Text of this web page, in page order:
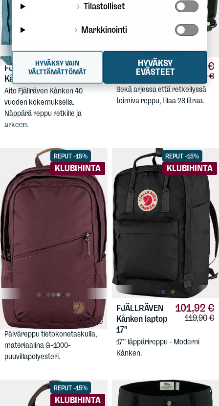
76,42 €
Vertailuhinta:
89,90 €
FJÄLLRÄVEN
Kånken
Aito Fjällräven Kånken 40
vuoden kokemuksella.
Näppärä reppu retkille ja
arkeen.
84,92 €
99,90 €
FJÄLLRÄVEN
Skule 28
Sekä arjessa että retkeilyssä
toimiva reppu, tilaa 28 litraa.
REPUT -15%
KLUBIHINTA
84,92 €
Vertailuhinta:
99,90 €
FJÄLLRÄVEN
Räven 20L
Päiväreppu tietokonetaskulla,
materiaalina G-1000-
puuvillapolyesteri.
REPUT -15%
KLUBIHINTA
101,92 €
119,90 €
FJÄLLRÄVEN
Kånken laptop
17"
17” läppärireppu - Moderni
Kånken.
REPUT -15%
KLUBIHINTA
Tilastolliset
Markkinointi
HYVÄKSY
EVÄSTEET
HYVÄKSY VAIN
VÄLTTÄMÄTTÖMÄT